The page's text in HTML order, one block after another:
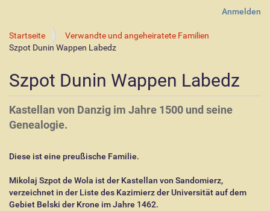
Anmelden
Startseite
Verwandte und angeheiratete Familien
Szpot Dunin Wappen Labedz
Szpot Dunin Wappen Labedz
Kastellan von Danzig im Jahre 1500 und seine
Genealogie.
Diese ist eine preußische Familie.
Mikolaj Szpot de Wola ist der Kastellan von Sandomierz,
verzeichnet in der Liste des Kazimierz der Universität auf dem
Gebiet Belski der Krone im Jahre 1462.